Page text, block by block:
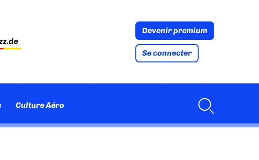
Devenir premium
Se connecter
Culture Aéro